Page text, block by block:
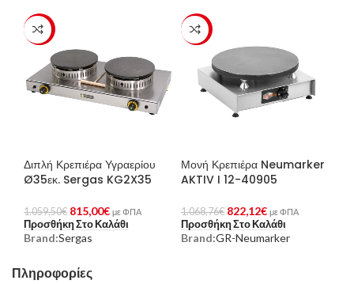
-23%
Διπλή Κρεπιέρα Υγραερίου
Ø35εκ. Sergas KG2X35
1.059,50€ 815,00€ με ΦΠΑ
Προσθήκη Στο Καλάθι
Brand:Sergas
-23%
Μονή Κρεπιέρα Neumarker
AKTIV I 12-40905
1.068,76€ 822,12€ με ΦΠΑ
Προσθήκη Στο Καλάθι
Brand:GR-Neumarker
Πληροφορίες